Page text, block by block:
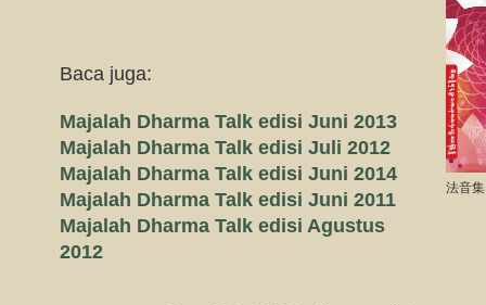
法音集
Baca juga:
Majalah Dharma Talk edisi Juni 2013
Majalah Dharma Talk edisi Juli 2012
Majalah Dharma Talk edisi Juni 2014
Majalah Dharma Talk edisi Juni 2011
Majalah Dharma Talk edisi Agustus
2012